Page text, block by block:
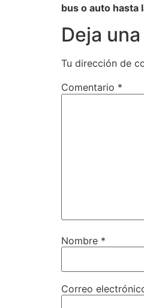
bus o auto hasta
Deja
Tu dirección de
Comentario *
Nombre *
Correo